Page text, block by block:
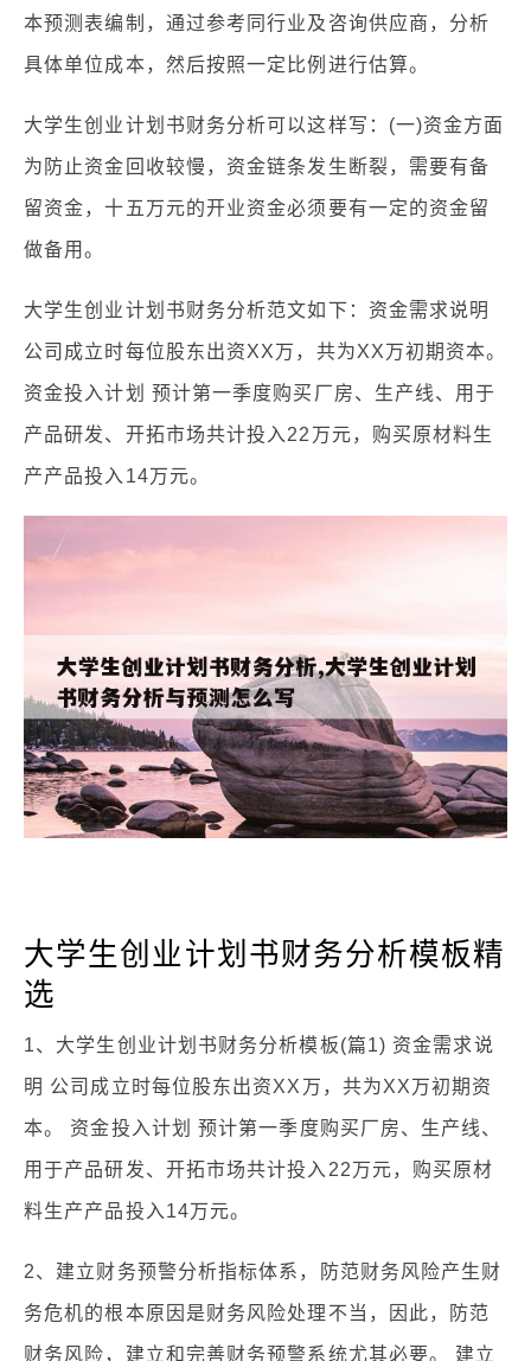
本预测表编制，通过参考同行业及咨询供应商，分析
具体单位成本，然后按照一定比例进行估算。
大学生创业计划书财务分析可以这样写：(一)资金方面
为防止资金回收较慢，资金链条发生断裂，需要有备
留资金，十五万元的开业资金必须要有一定的资金留
做备用。
大学生创业计划书财务分析范文如下：资金需求说明
公司成立时每位股东出资XX万，共为XX万初期资本。
资金投入计划 预计第一季度购买厂房、生产线、用于
产品研发、开拓市场共计投入22万元，购买原材料生
产产品投入14万元。
大学生创业计划书财务分析模板精
选
1、大学生创业计划书财务分析模板(篇1) 资金需求说
明 公司成立时每位股东出资XX万，共为XX万初期资
本。 资金投入计划 预计第一季度购买厂房、生产线、
用于产品研发、开拓市场共计投入22万元，购买原材
料生产产品投入14万元。
2、建立财务预警分析指标体系，防范财务风险产生财
务危机的根本原因是财务风险处理不当，因此，防范
财务风险，建立和完善财务预警系统尤其必要。 建立